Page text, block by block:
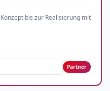
bis zur Realisierung mit
Partner